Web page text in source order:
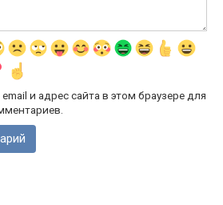
и адрес сайта в этом браузере для